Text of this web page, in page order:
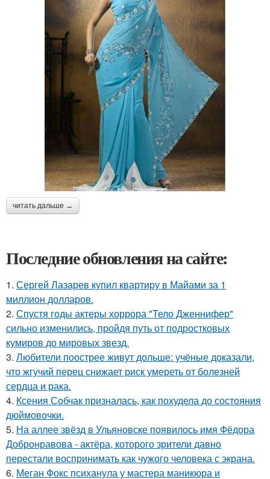
читать дальше →
Последние обновления на сайте:
1. Сергей Лазарев купил квартиру в Майами за 1
миллион долларов.
2. Спустя годы актеры хоррора "Тело Дженнифер"
сильно изменились, пройдя путь от подростковых
кумиров до мировых звезд.
3. Любители поострее живут дольше: учёные доказали,
что жгучий перец снижает риск умереть от болезней
сердца и рака.
4. Ксения Собчак призналась, как похудела до состояния
дюймовочки.
5. На аллее звёзд в Ульяновске появилось имя Фёдора
Добронравова - актёра, которого зрители давно
перестали воспринимать как чужого человека с экрана.
6. Меган Фокс психанула у мастера маникюра и